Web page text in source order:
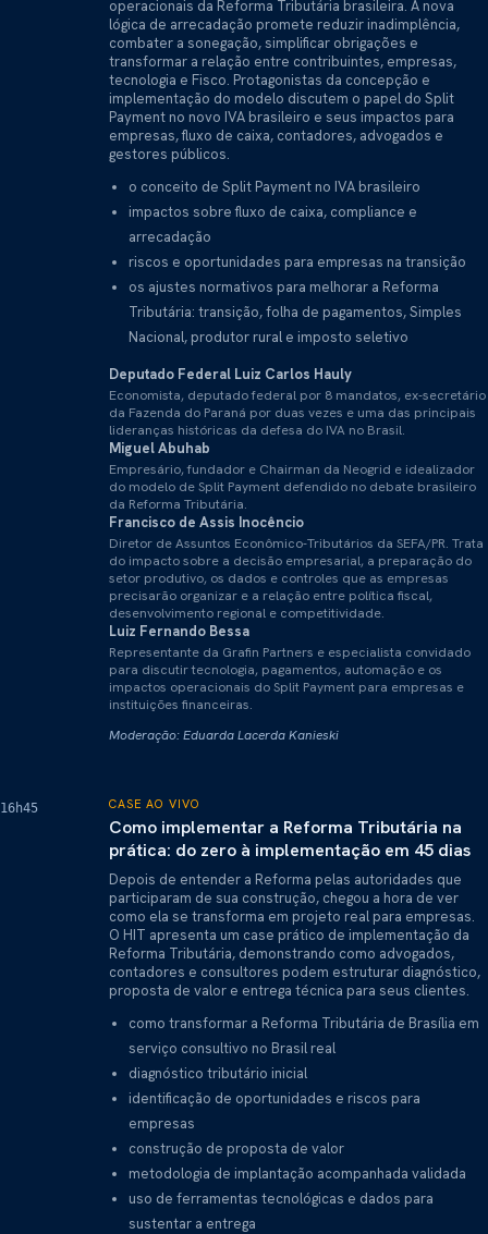
operacionais da Reforma Tributária brasileira. A nova
lógica de arrecadação promete reduzir inadimplência,
combater a sonegação, simplificar obrigações e
transformar a relação entre contribuintes, empresas,
tecnologia e Fisco. Protagonistas da concepção e
implementação do modelo discutem o papel do Split
Payment no novo IVA brasileiro e seus impactos para
empresas, fluxo de caixa, contadores, advogados e
gestores públicos.
o conceito de Split Payment no IVA brasileiro
impactos sobre fluxo de caixa, compliance e
arrecadação
riscos e oportunidades para empresas na transição
os ajustes normativos para melhorar a Reforma
Tributária: transição, folha de pagamentos, Simples
Nacional, produtor rural e imposto seletivo
Deputado Federal Luiz Carlos Hauly
Economista, deputado federal por 8 mandatos, ex-secretário
da Fazenda do Paraná por duas vezes e uma das principais
lideranças históricas da defesa do IVA no Brasil.
Miguel Abuhab
Empresário, fundador e Chairman da Neogrid e idealizador
do modelo de Split Payment defendido no debate brasileiro
da Reforma Tributária.
Francisco de Assis Inocêncio
Diretor de Assuntos Econômico-Tributários da SEFA/PR. Trata
do impacto sobre a decisão empresarial, a preparação do
setor produtivo, os dados e controles que as empresas
precisarão organizar e a relação entre política fiscal,
desenvolvimento regional e competitividade.
Luiz Fernando Bessa
Representante da Grafin Partners e especialista convidado
para discutir tecnologia, pagamentos, automação e os
impactos operacionais do Split Payment para empresas e
instituições financeiras.
Moderação: Eduarda Lacerda Kanieski
16h45 CASE AO VIVO
Como implementar a Reforma Tributária na
prática: do zero à implementação em 45 dias
Depois de entender a Reforma pelas autoridades que
participaram de sua construção, chegou a hora de ver
como ela se transforma em projeto real para empresas.
O HIT apresenta um case prático de implementação da
Reforma Tributária, demonstrando como advogados,
contadores e consultores podem estruturar diagnóstico,
proposta de valor e entrega técnica para seus clientes.
como transformar a Reforma Tributária de Brasília em
serviço consultivo no Brasil real
diagnóstico tributário inicial
identificação de oportunidades e riscos para
empresas
construção de proposta de valor
metodologia de implantação acompanhada validada
uso de ferramentas tecnológicas e dados para
sustentar a entrega